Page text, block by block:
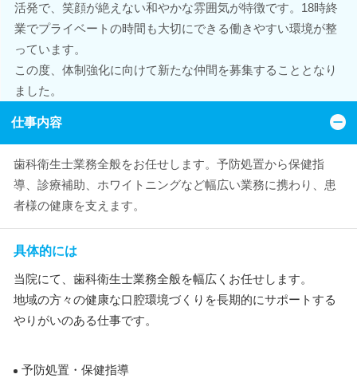
活発で、笑顔が絶えない和やかな雰囲気が特徴です。18時終
業でプライベートの時間も大切にできる働きやすい環境が整
っています。
この度、体制強化に向けて新たな仲間を募集することとなり
ました。
仕事内容
歯科衛生士業務全般をお任せします。予防処置から保健指
導、診療補助、ホワイトニングなど幅広い業務に携わり、患
者様の健康を支えます。
具体的には
当院にて、歯科衛生士業務全般を幅広くお任せします。
地域の方々の健康な口腔環境づくりを長期的にサポートする
やりがいのある仕事です。
予防処置・保健指導